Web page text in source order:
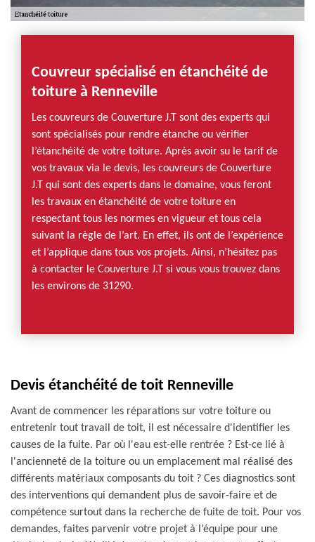
Couvreur spécialisé en étanchéité de
toiture à Renneville
Les couvreurs de Couverture J.T sont des experts qui
sont spécialisés pour rendre étanche ou vérifier
l’étanchéité de votre toiture. Après avoir su le tarif de
vos travaux via le devis, les couvreurs de Couverture
J.T qui sont des experts dans le domaine, vous feront
les travaux en étanchéité de votre toiture en
respectant tous les normes en vigueur et tous cela
suivant la règle de l’art. En effet, ils ont de l’expérience
et l’applique dans tous vos projets. Ainsi, n’hésitez pas
à contacter le Couverture J.T si vous vous trouvez dans
les environs de 31290.
Devis étanchéité de toit Renneville
Avant de commencer les réparations sur votre toiture ou
entretenir tout travail de toit, il est nécessaire d'identifier les
causes de la fuite. Par où l'eau est-elle rentrée ? Est-ce lié à
l'ancienneté de la toiture ou un emplacement mal réalisé des
différents matériaux composants du toit ? Ces diagnostics sont
des interventions qui demandent plus de savoir-faire et de
compétence surtout dans la recherche de fuite de toit. Pour vos
demandes, faites parvenir votre projet à l’équipe pour une